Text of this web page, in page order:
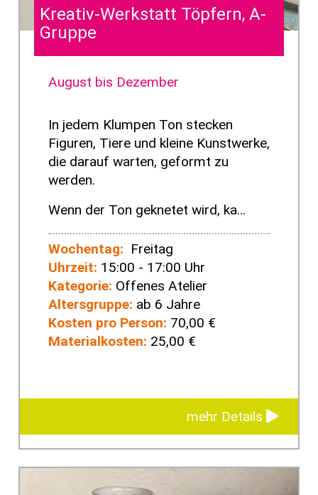
Kreativ-Werkstatt Töpfern, A-
Gruppe
August bis Dezember
In jedem Klumpen Ton stecken
Figuren, Tiere und kleine Kunstwerke,
die darauf warten, geformt zu
werden.
Wenn der Ton geknetet wird, ka...
Wochentag: Freitag
Uhrzeit: 15:00 - 17:00 Uhr
Kategorie: Offenes Atelier
Altersgruppe: ab 6 Jahre
Kosten pro Person: 70,00 €
Materialkosten: 25,00 €
mehr Details